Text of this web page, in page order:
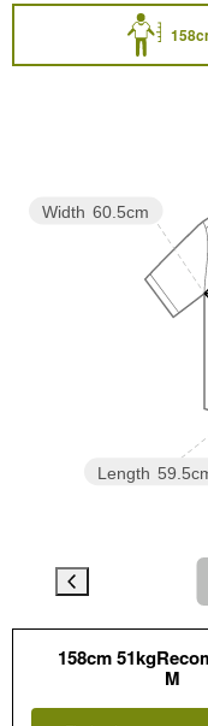
Length
Width 60.5cm
158cm
M